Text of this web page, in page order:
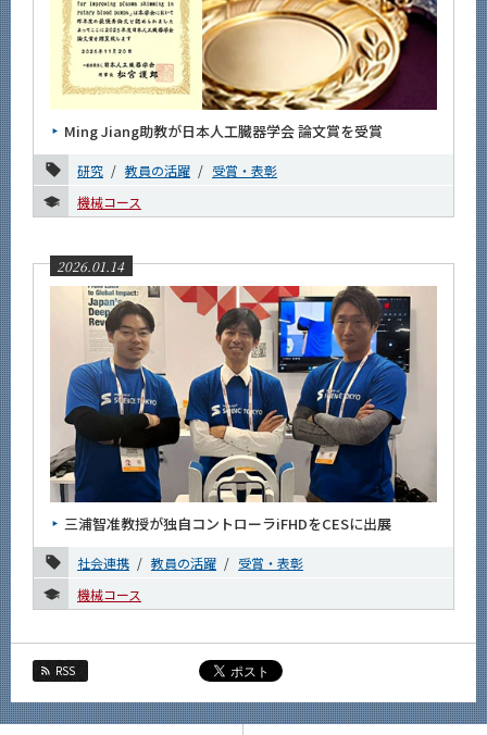
Ming Jiang助教が日本人工臓器学会 論文賞を受賞
研究 教員の活躍
受賞・表彰
機械コース
2026.01.14
三浦智准教授が独自コントローラiFHDをCESに出展
社会連携 教員の活躍
受賞・表彰
機械コース
RSS
2018年
2017年
イベントカレンダー
Event Calendar
サイト構成
系詳細情報
CLOSE